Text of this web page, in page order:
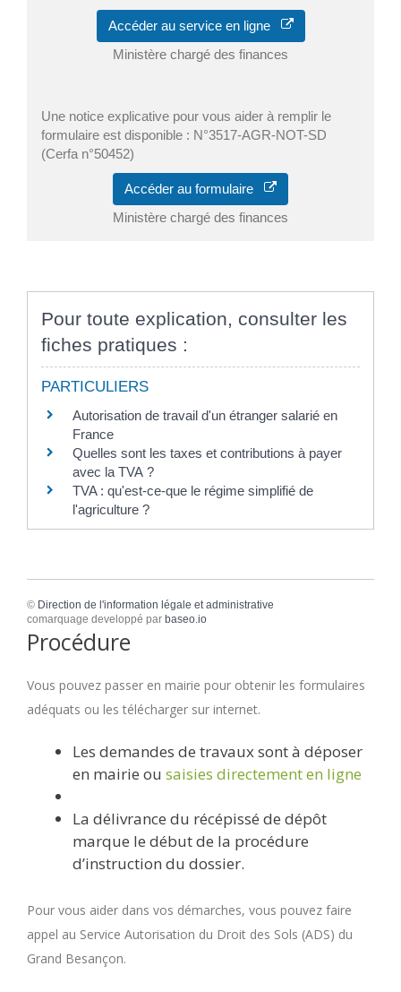
Accéder au service en ligne
Ministère chargé des finances
Une notice explicative pour vous aider à remplir le
formulaire est disponible : N°3517-AGR-NOT-SD
(Cerfa n°50452)
Accéder au formulaire
Ministère chargé des finances
Pour toute explication, consulter les
fiches pratiques :
PARTICULIERS
Autorisation de travail d'un étranger salarié en
France
Quelles sont les taxes et contributions à payer
avec la TVA ?
TVA : qu'est-ce-que le régime simplifié de
l'agriculture ?
© Direction de l'information légale et administrative
comarquage developpé par baseo.io
Procédure
Vous pouvez passer en mairie pour obtenir les formulaires
adéquats ou les télécharger sur internet.
Les demandes de travaux sont à déposer
en mairie ou saisies directement en ligne
La délivrance du récépissé de dépôt
marque le début de la procédure
d’instruction du dossier.
Pour vous aider dans vos démarches, vous pouvez faire
appel au Service Autorisation du Droit des Sols (ADS) du
Grand Besançon.